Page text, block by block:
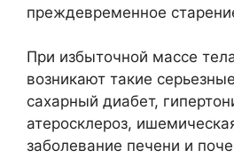
преждевременное
При избыточной массе
возникают такие
сахарный диабет,
атеросклероз,
заболевание печени и